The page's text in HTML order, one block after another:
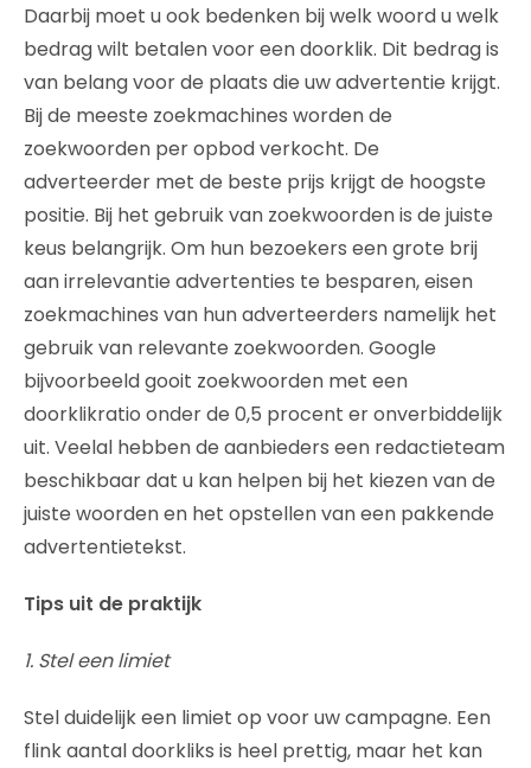
Daarbij moet u ook bedenken bij welk woord u welk
bedrag wilt betalen voor een doorklik. Dit bedrag is
van belang voor de plaats die uw advertentie krijgt.
Bij de meeste zoekmachines worden de
zoekwoorden per opbod verkocht. De
adverteerder met de beste prijs krijgt de hoogste
positie. Bij het gebruik van zoekwoorden is de juiste
keus belangrijk. Om hun bezoekers een grote brij
aan irrelevantie advertenties te besparen, eisen
zoekmachines van hun adverteerders namelijk het
gebruik van relevante zoekwoorden. Google
bijvoorbeeld gooit zoekwoorden met een
doorklikratio onder de 0,5 procent er onverbiddelijk
uit. Veelal hebben de aanbieders een redactieteam
beschikbaar dat u kan helpen bij het kiezen van de
juiste woorden en het opstellen van een pakkende
advertentietekst.
Tips uit de praktijk
1. Stel een limiet
Stel duidelijk een limiet op voor uw campagne. Een
flink aantal doorkliks is heel prettig, maar het kan